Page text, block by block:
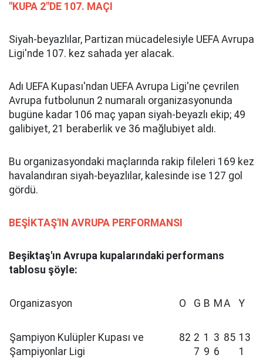
"KUPA 2"DE 107. MAÇI
Siyah-beyazlılar, Partizan mücadelesiyle UEFA Avrupa
Ligi'nde 107. kez sahada yer alacak.
Adı UEFA Kupası'ndan UEFA Avrupa Ligi'ne çevrilen
Avrupa futbolunun 2 numaralı organizasyonunda
bugüne kadar 106 maç yapan siyah-beyazlı ekip; 49
galibiyet, 21 beraberlik ve 36 mağlubiyet aldı.
Bu organizasyondaki maçlarında rakip fileleri 169 kez
havalandıran siyah-beyazlılar, kalesinde ise 127 gol
gördü.
BEŞİKTAŞ'IN AVRUPA PERFORMANSI
Beşiktaş'ın Avrupa kupalarındaki performans
tablosu şöyle:
Organizasyon O G B M A Y
Şampiyon Kulüpler Kupası ve
Şampiyonlar Ligi
82 2
7
1
9
3
6
85 13
1